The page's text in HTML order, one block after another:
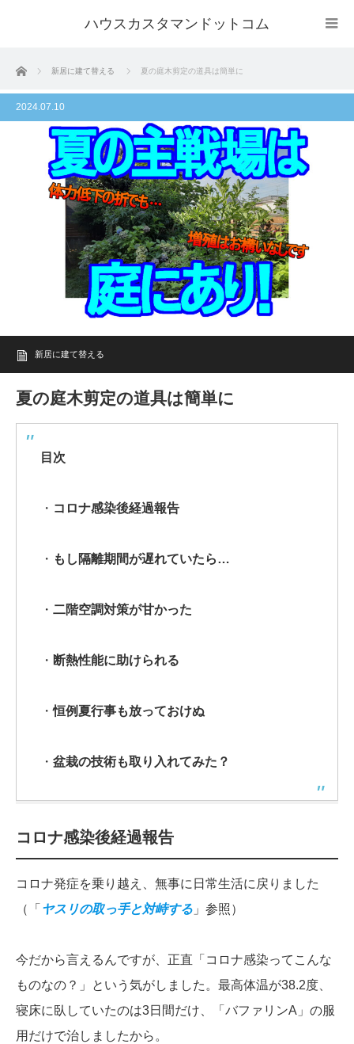
ハウスカスタマンドットコム
ホーム 新居に建て替える 夏の庭木剪定の道具は簡単に
2024.07.10
新居に建て替える
夏の庭木剪定の道具は簡単に
目次
・ コロナ感染後経過報告
・ もし隔離期間が遅れていたら…
・ 二階空調対策が甘かった
・ 断熱性能に助けられる
・恒例夏行事も放っておけぬ
・ 盆栽の技術も取り入れてみた？
コロナ感染後経過報告
コロナ発症を乗り越え、無事に日常生活に戻りました
（「 ヤスリの取っ手と対峙する 」参照）
今だから言えるんですが、正直「コロナ感染ってこんな
ものなの？」という気がしました。最高体温が38.2度、
寝床に臥していたのは3日間だけ、「バファリンA」の服
用だけで治しましたから。